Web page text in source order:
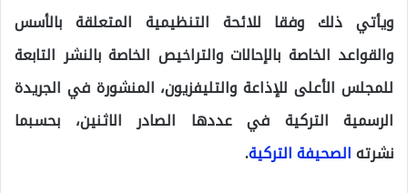
ويأتي ذلك وفقا للائحة التنظيمية المتعلقة بالأسس
والقواعد الخاصة بالإحالات والتراخيص الخاصة بالنشر التابعة
للمجلس الأعلى للإذاعة والتليفزيون، المنشورة في الجريدة
الرسمية التركية في عددها الصادر الاثنين، بحسبما
نشرتهالصحيفة التركية.